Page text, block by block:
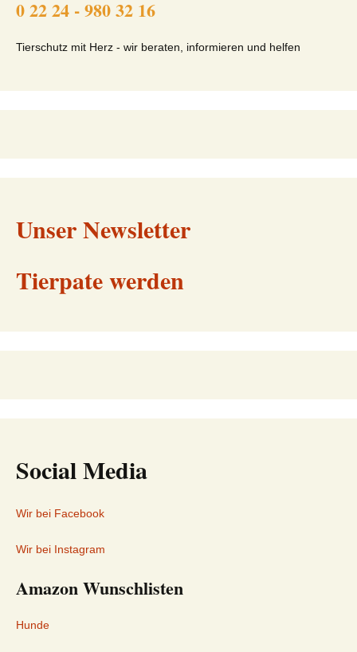
0 22 24 - 980 32 16
Tierschutz mit Herz - wir beraten, informieren und helfen
Unser Newsletter
Tierpate werden
Social Media
Wir bei Facebook
Wir bei Instagram
Amazon Wunschlisten
Hunde